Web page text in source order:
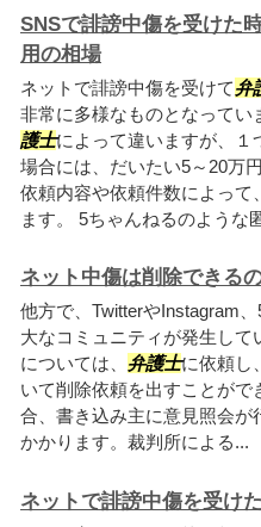
SNSで誹謗中傷を受けた
用の相場
ネットで誹謗中傷を受けて弁
非常に多様なものとなってい
護士によって違いますが、１
場合には、だいたい5～20万
依頼内容や依頼件数によって
ます。 5ちゃんねるのような
ネット中傷は削除できる
他方で、TwitterやInstagram
大なコミュニティが発生し
については、 弁護士に依頼し
いて削除依頼を出すことが
合、書き込み主に意見照会
かかります。裁判所による...
ネットで誹謗中傷を受け